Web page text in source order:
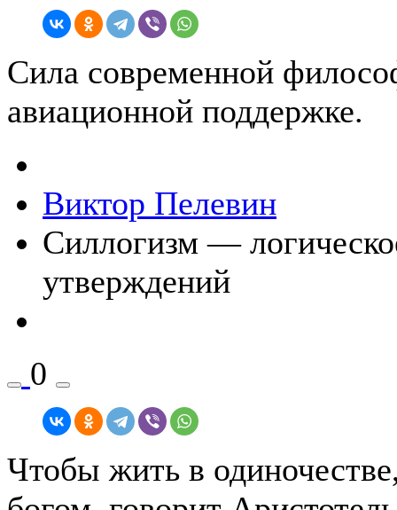
Сила современной
авиационной поддержке.
Виктор Пелевин
Силлогизм —
утверждений
0
Чтобы жить в